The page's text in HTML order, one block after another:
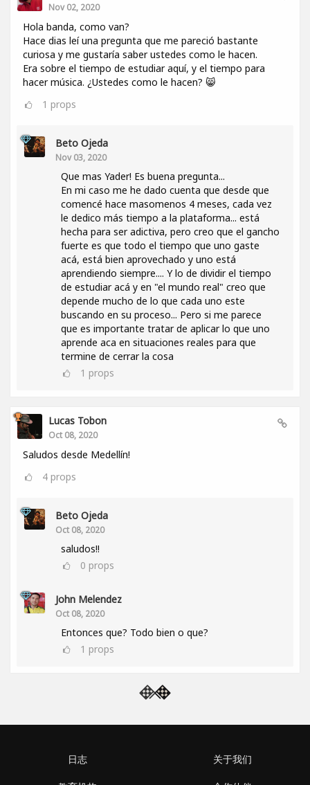
Nov 02, 2020
Hola banda, como van?
Hace dias leí una pregunta que me pareció bastante
curiosa y me gustaría saber ustedes como le hacen.
Era sobre el tiempo de estudiar aquí, y el tiempo para
hacer música. ¿Ustedes como le hacen? 😸
1 props
Beto Ojeda
Nov 03, 2020
Que mas Yader! Es buena pregunta...
En mi caso me he dado cuenta que desde que
comencé hace masomenos 4 meses, cada vez
le dedico más tiempo a la plataforma... está
hecha para ser adictiva, pero creo que el gancho
fuerte es que todo el tiempo que uno gaste
acá, está bien aprovechado y uno está
aprendiendo siempre.... Y lo de dividir el tiempo
de estudiar acá y en "el mundo real" creo que
depende mucho de lo que cada uno este
buscando en su proceso... Pero si me parece
que es importante tratar de aplicar lo que uno
aprende aca en situaciones reales para que
termine de cerrar la cosa
1 props
Lucas Tobon
Oct 08, 2020
Saludos desde Medellín!
4 props
Beto Ojeda
Oct 08, 2020
saludos!!
0 props
John Melendez
Oct 08, 2020
Entonces que? Todo bien o que?
1 props
日志 关于我们